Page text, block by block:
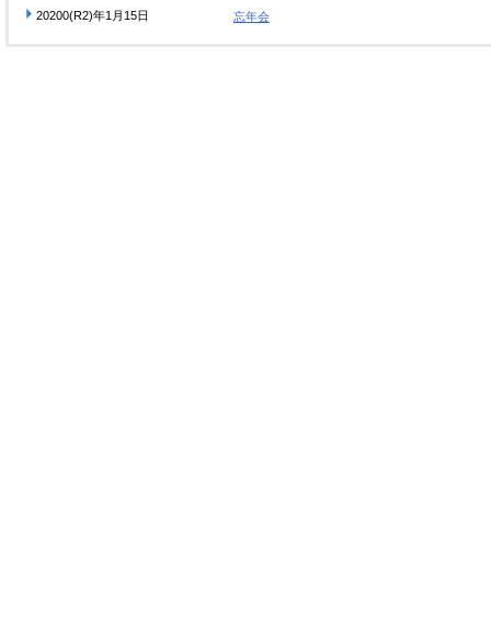
20200(R2)年1月15日 忘年会